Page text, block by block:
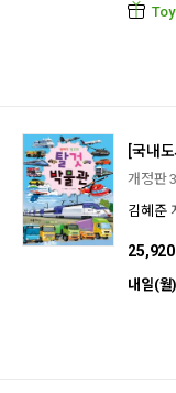
[국내도
개정판
김혜준
25,920
내일(